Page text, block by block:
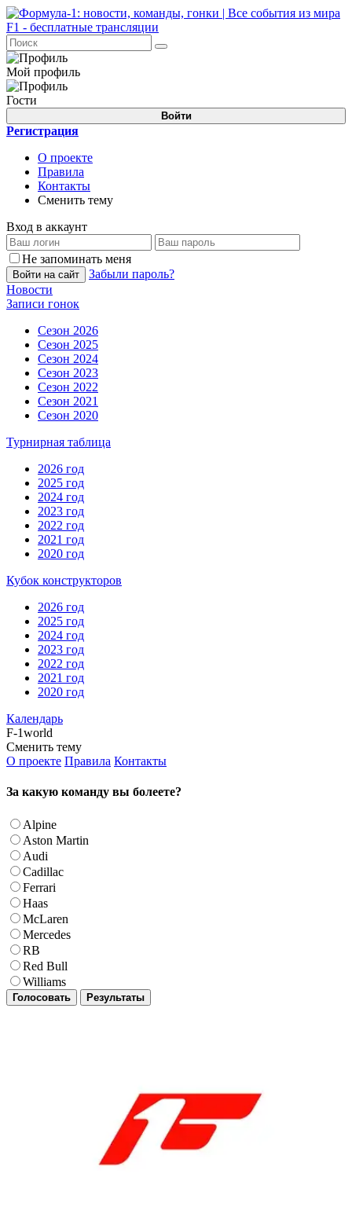
Мой профиль
Гости
Войти
Регистрация
О проекте
Правила
Контакты
Сменить тему
Вход в аккаунт
Не запоминать меня
Войти на сайт
Забыли пароль?
Новости
Записи гонок
Сезон 2026
Сезон 2025
Сезон 2024
Сезон 2023
Сезон 2022
Сезон 2021
Сезон 2020
Турнирная таблица
2026 год
2025 год
2024 год
2023 год
2022 год
2021 год
2020 год
Кубок конструкторов
2026 год
2025 год
2024 год
2023 год
2022 год
2021 год
2020 год
Календарь
F-1world
Сменить тему
О проекте Правила Контакты
За какую команду вы болеете?
Alpine
Aston Martin
Audi
Cadillac
Ferrari
Haas
McLaren
Mercedes
RB
Red Bull
Williams
Голосовать Результаты